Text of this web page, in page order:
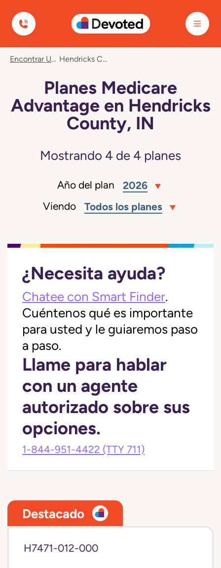
Devoted Health
Encontrar Un Plan Hendricks County, IN
Planes Medicare
Advantage en Hendricks
County, IN
Mostrando 4 de 4 planes
Año del plan 2026
Viendo Todos los planes
¿Necesita ayuda?
Chatee con Smart Finder.
Cuéntenos qué es importante
para usted y le guiaremos paso
a paso.
Llame para hablar
con un agente
autorizado sobre sus
opciones.
1-844-951-4422 (TTY 711)
Destacado
H7471-012-000